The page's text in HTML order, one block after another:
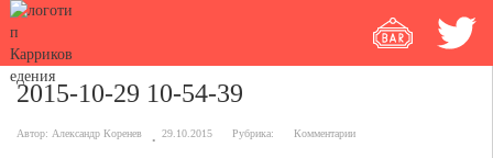
2015-10-29 10-54-39
Автор: Александр Коренев 29.10.2015 Рубрика: Комментарии